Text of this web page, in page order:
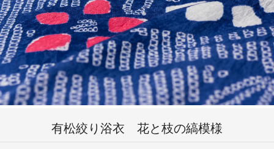
有松絞り浴衣 花と枝の縞模様